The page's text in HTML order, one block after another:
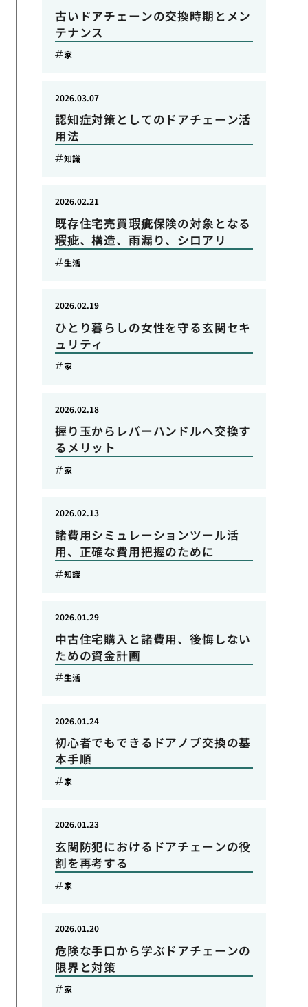
古いドアチェーンの交換時期とメン
テナンス
家
認知症対策としてのドアチェーン活
用法
2026.03.07
知識
既存住宅売買瑕疵保険の対象となる
瑕疵、構造、雨漏り、シロアリ
2026.02.21
生活
ひとり暮らしの女性を守る玄関セキ
ュリティ
2026.02.19
家
握り玉からレバーハンドルへ交換す
るメリット
2026.02.18
家
諸費用シミュレーションツール活
用、正確な費用把握のために
2026.02.13
知識
中古住宅購入と諸費用、後悔しない
ための資金計画
2026.01.29
生活
初心者でもできるドアノブ交換の基
本手順
2026.01.24
家
玄関防犯におけるドアチェーンの役
割を再考する
2026.01.23
家
危険な手口から学ぶドアチェーンの
限界と対策
2026.01.20
家